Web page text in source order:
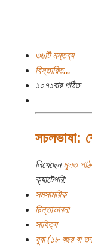
৩৬টি মন্তব্য
বিস্তারিত...
১০৭১বার পঠিত
সচলভাষা:
লিখেছেনমূলত
ক্যাটেগরি:
সমসাময়িক
চিন্তাভাবনা
সাহিত্য
যুবা (১৮ বছর বা